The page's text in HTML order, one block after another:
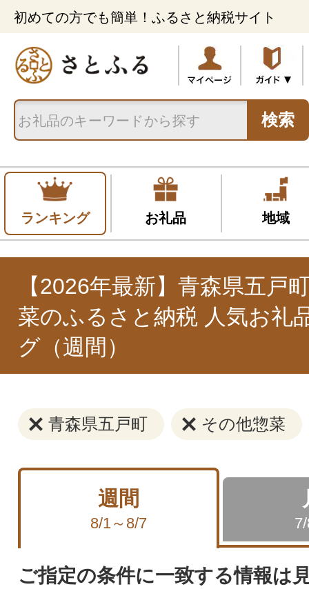
初めての方でも簡単！ふるさと納税サイト
検索
ランキング お礼品 地域
【2026年最新】青森県五戸
菜のふるさと納税 人気お礼
グ（週間）
青森県五戸町 その他惣菜
週間
8/1～8/7
ご指定の条件に一致する情報は